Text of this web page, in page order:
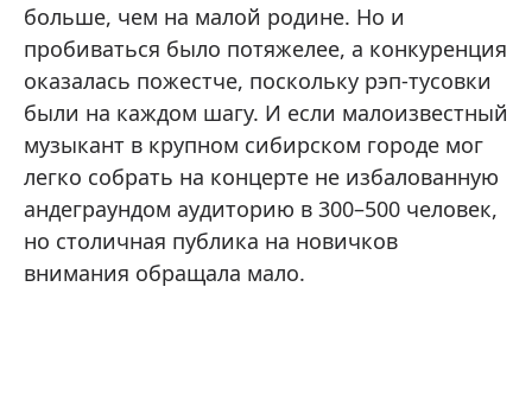
больше, чем на малой родине. Но и
пробиваться было потяжелее, а конкуренция
оказалась пожестче, поскольку рэп-тусовки
были на каждом шагу. И если малоизвестный
музыкант в крупном сибирском городе мог
легко собрать на концерте не избалованную
андеграундом аудиторию в 300–500 человек,
но столичная публика на новичков
внимания обращала мало.